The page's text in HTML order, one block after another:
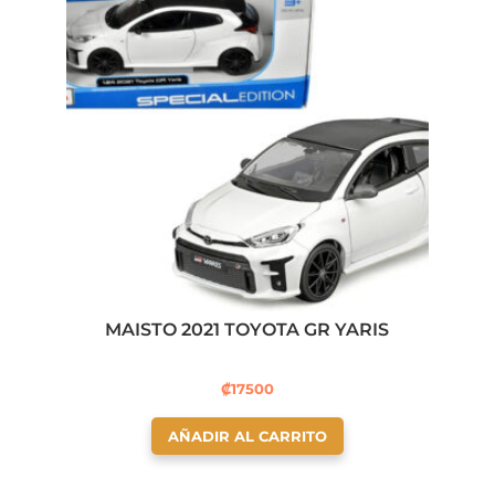
MAISTO 2021 TOYOTA GR YARIS
₡17500
AÑADIR AL CARRITO